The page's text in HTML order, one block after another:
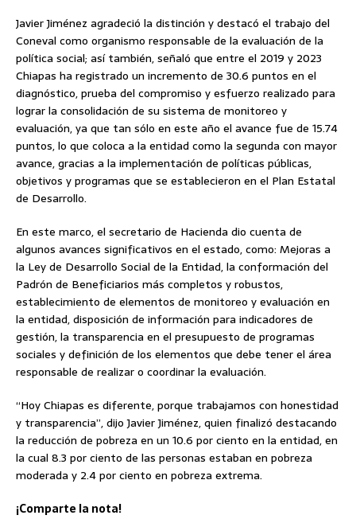
Javier Jiménez agradeció la distinción y destacó el trabajo del
Coneval como organismo responsable de la evaluación de la
política social; así también, señaló que entre el 2019 y 2023
Chiapas ha registrado un incremento de 30.6 puntos en el
diagnóstico, prueba del compromiso y esfuerzo realizado para
lograr la consolidación de su sistema de monitoreo y
evaluación, ya que tan sólo en este año el avance fue de 15.74
puntos, lo que coloca a la entidad como la segunda con mayor
avance, gracias a la implementación de políticas públicas,
objetivos y programas que se establecieron en el Plan Estatal
de Desarrollo.
En este marco, el secretario de Hacienda dio cuenta de
algunos avances significativos en el estado, como: Mejoras a
la Ley de Desarrollo Social de la Entidad, la conformación del
Padrón de Beneficiarios más completos y robustos,
establecimiento de elementos de monitoreo y evaluación en
la entidad, disposición de información para indicadores de
gestión, la transparencia en el presupuesto de programas
sociales y definición de los elementos que debe tener el área
responsable de realizar o coordinar la evaluación.
“Hoy Chiapas es diferente, porque trabajamos con honestidad
y transparencia”, dijo Javier Jiménez, quien finalizó destacando
la reducción de pobreza en un 10.6 por ciento en la entidad, en
la cual 8.3 por ciento de las personas estaban en pobreza
moderada y 2.4 por ciento en pobreza extrema.
¡Comparte la nota!